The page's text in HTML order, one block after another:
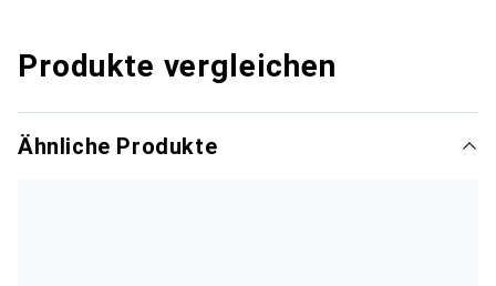
Produkte vergleichen
Ähnliche Produkte